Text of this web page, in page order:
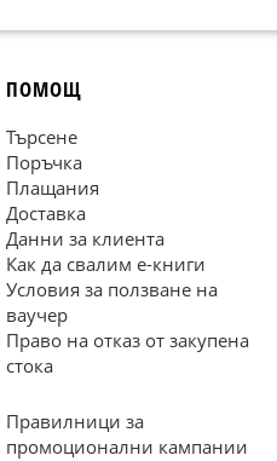
ПОМОЩ
Търсене
Поръчка
Плащания
Доставка
Данни за клиента
Как да свалим е-книги
Условия за ползване на
ваучер
Право на отказ от закупена
стока
Правилници за
промоционални кампании